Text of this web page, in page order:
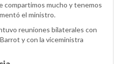
compartimos mucho y tenemos
el ministro.
reuniones bilaterales con
y con la viceministra